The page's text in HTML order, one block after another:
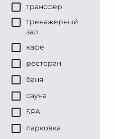
трансфер
тренажерный
зал
кафе
ресторан
баня
сауна
SPA
парковка